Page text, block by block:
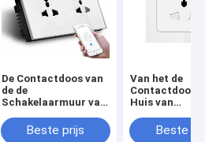
De Contactdoos van
de de
Schakelaarmuur van
Tuyasmart home de
Dubbele Huidige
Beste prijs
Van het de
Huis van
Slimme van de
Beste